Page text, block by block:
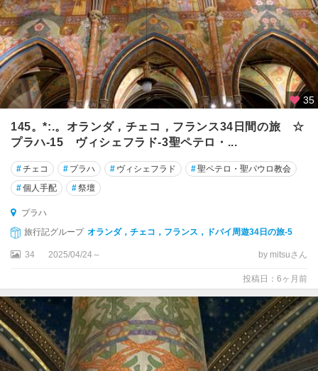
ン
ス
ケ
ー
・
ラ
ー
ズ
ニ
ェ
リ
ト
シ
ュ
35
145。*:.。オランダ，チェコ，フランス34日間の旅 ☆
プラハ-15 ヴィシェフラド-3聖ペテロ・...
#チェコ # プラハ # ヴィシェフラド #聖ペテロ・聖パウロ教会
#個人手配 #祭壇
プラハ
旅行記グループ オランダ，チェコ，フランス，ドバイ周遊34日の旅-5
34 2025/04/24～ by mitsuさん
投稿日：6ヶ月前